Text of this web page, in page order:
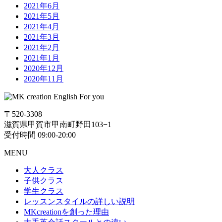
2021年6月
2021年5月
2021年4月
2021年3月
2021年2月
2021年1月
2020年12月
2020年11月
〒520-3308
滋賀県甲賀市甲南町野田103−1
受付時間 09:00-20:00
MENU
大人クラス
子供クラス
学生クラス
レッスンスタイルの詳しい説明
MKcreationを創った理由